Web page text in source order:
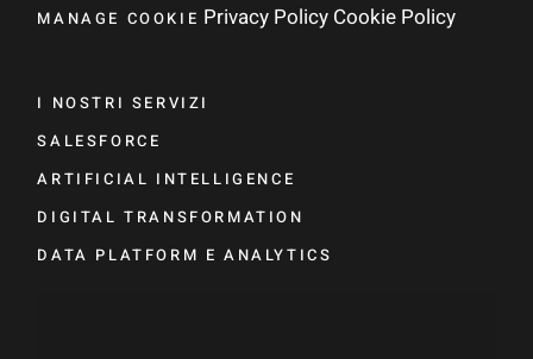
MANAGE COOKIE Privacy Policy Cookie Policy
I NOSTRI SERVIZI
SALESFORCE
ARTIFICIAL INTELLIGENCE
DIGITAL TRANSFORMATION
DATA PLATFORM E ANALYTICS